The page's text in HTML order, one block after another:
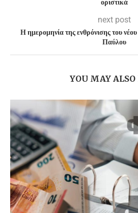
οριστικά
next post
Η ημερομηνία της ενθρόνισης του
Παύλου
YOU MAY